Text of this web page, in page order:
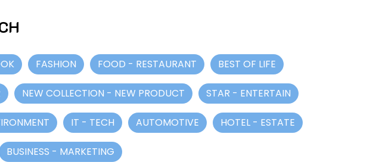
FASHION FOOD - RESTAURANT BEST OF LIFE
NEW COLLECTION - NEW PRODUCT STAR - ENTERTAIN
IT - TECH AUTOMOTIVE HOTEL - ESTATE
BUSINESS - MARKETING